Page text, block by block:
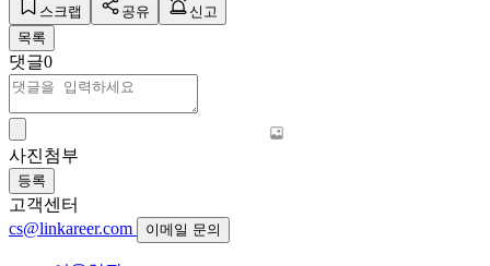
스크랩 공유
신고
목록
댓글0
사진첨부
등록
고객센터
cs@linkareer.com
이메일 문의